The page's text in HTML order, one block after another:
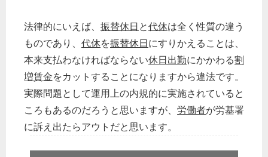
法律的にいえば、 振替休日 と代休は全く性質の違う
ものであり、 代休を振替休日にすりかえることは、
本来支払わなければならない休日出勤にかかわる割
増賃金をカットすることになりますから違法です。
実際問題として運用上の内規的に実施されていると
ころもあるのだろうと思いますが、 労働者が労基署
に訴え出たらアウトだと思います。